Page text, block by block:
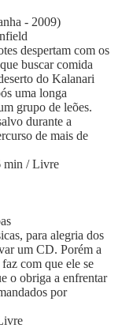
- 2009)
despertam com os
buscar comida
do Kalanari
uma longa
grupo de leões.
durante a
de mais de
min / Livre
para alegria dos
um CD. Porém a
com que ele se
o obriga a enfrentar
por